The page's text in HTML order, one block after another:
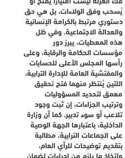
يُسحب وفق الولاءات، بل هي حق
دستوري مرتبط بالكرامة الإنسانية
والعدالة الاجتماعية. وفي ظل
هذه المعطيات، يبرز دور
مؤسسات الحكامة والرقابة، وعلى
رأسها المجلس الأعلى للحسابات
والمفتشية العامة للإدارة الترابية،
اللتين يُنتظر منهما فتح تحقيق
معمق لتحديد المسؤوليات
وترتيب الجزاءات، إن ثبت وجود
تلاعب أو سوء تدبير. كما أن وزارة
الداخلية، باعتبارها الجهة الوصية
على الجماعات الترابية، مطالبة
بتقديم توضيحات للرأي العام،
واتخاذ ما يلزم من إجراءات لضمان